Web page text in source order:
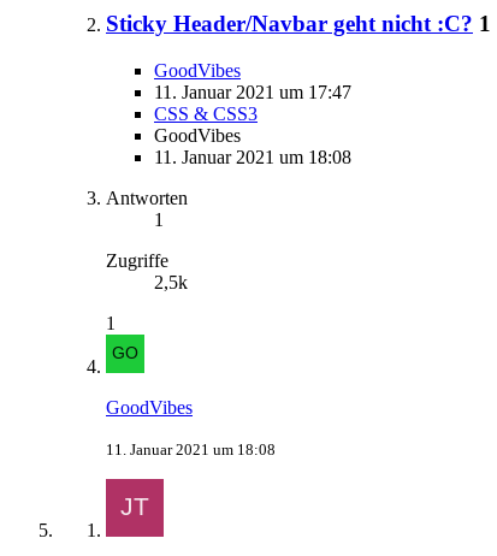
Sticky Header/Navbar geht nicht :C? 1
GoodVibes
11. Januar 2021 um 17:47
CSS & CSS3
GoodVibes
11. Januar 2021 um 18:08
Antworten
1
Zugriffe
2,5k
1
GoodVibes
11. Januar 2021 um 18:08